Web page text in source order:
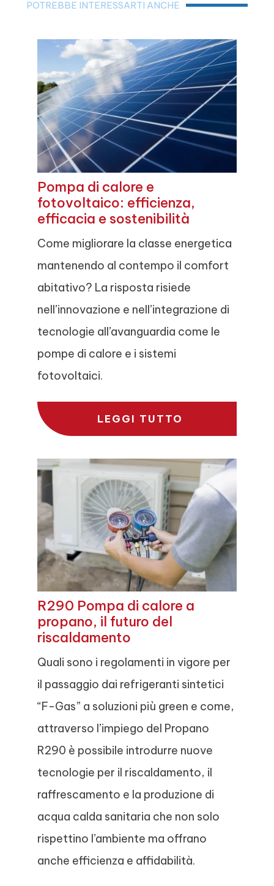
POTREBBE INTERESSARTI ANCHE
Pompa di calore e
fotovoltaico: efficienza,
efficacia e sostenibilità
Come migliorare la classe energetica
mantenendo al contempo il comfort
abitativo? La risposta risiede
nell’innovazione e nell’integrazione di
tecnologie all’avanguardia come le
pompe di calore e i sistemi
fotovoltaici.
LEGGI TUTTO
R290 Pompa di calore a
propano, il futuro del
riscaldamento
Quali sono i regolamenti in vigore per
il passaggio dai refrigeranti sintetici
“F-Gas” a soluzioni più green e come,
attraverso l’impiego del Propano
R290 è possibile introdurre nuove
tecnologie per il riscaldamento, il
raffrescamento e la produzione di
acqua calda sanitaria che non solo
rispettino l’ambiente ma offrano
anche efficienza e affidabilità.